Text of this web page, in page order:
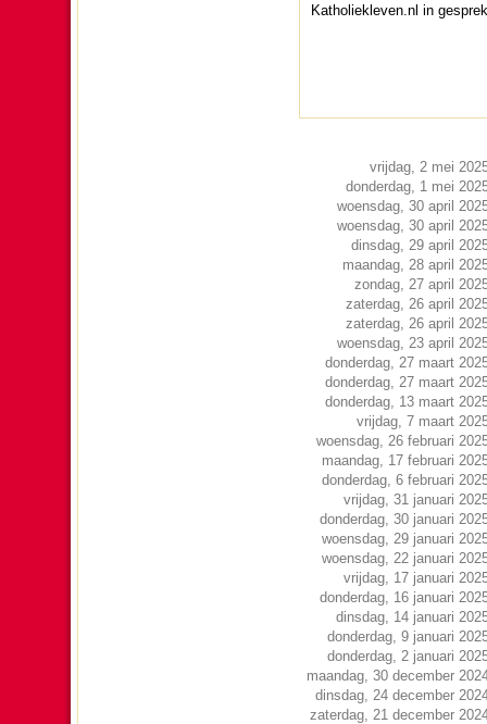
Katho­liek­le­ven.nl in
vrijdag, 2 mei
donderdag, 1 mei
woensdag, 30 april
woensdag, 30 april
dinsdag, 29 april
maandag, 28 april
zondag, 27 april
zaterdag, 26 april
zaterdag, 26 april
woensdag, 23 april
donderdag, 27 maart
donderdag, 27 maart
donderdag, 13 maart
vrijdag, 7 maart
woensdag, 26 februari
maandag, 17 februari
donderdag, 6 februari
vrijdag, 31 januari
donderdag, 30 januari
woensdag, 29 januari
woensdag, 22 januari
vrijdag, 17 januari
donderdag, 16 januari
dinsdag, 14 januari
donderdag, 9 januari
donderdag, 2 januari
maandag, 30 december
dinsdag, 24 december
zaterdag, 21 december